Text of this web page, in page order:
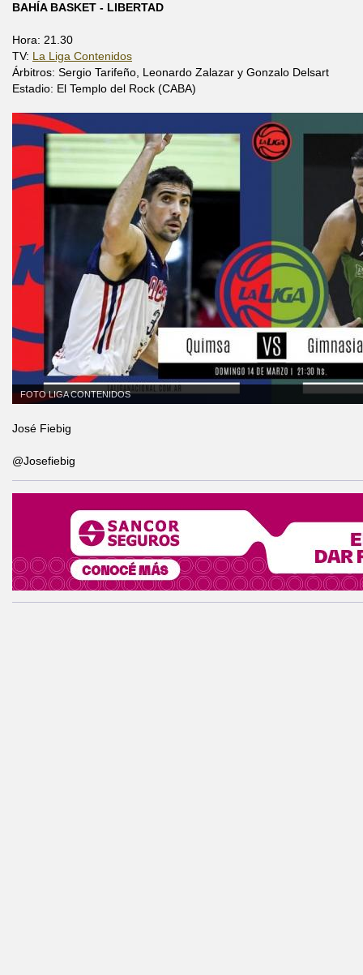
BAHÍA BASKET - LIBERTAD
Hora: 21.30
TV: La Liga Contenidos
Árbitros: Sergio Tarifeño, Leonardo Zalazar y Gonzalo Delsart
Estadio: El Templo del Rock (CABA)
FOTO LIGA CONTENIDOS
José Fiebig
@Josefiebig